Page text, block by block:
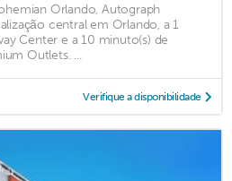
Orlando, Autograph
central em Orlando, a 1
Center e a 10 minuto(s) de
Outlets. ...
Verifique a disponibilidade